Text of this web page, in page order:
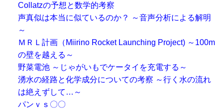
Collatzの予想と数学的考察
声真似は本当に似ているのか？ ～音声分析による解明
～
ＭＲＬ計画（Miirino Rocket Launching Project) ～100m
の壁を越える～
野菜電池 ～じゃがいもでケータイを充電する～
湧水の経路と化学成分についての考察 ～行く水の流れ
は絶えずして…～
パンｖｓ〇〇